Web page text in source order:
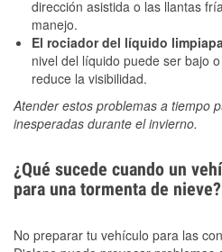
dirección asistida o las llantas
manejo.
El rociador del líquido
nivel del líquido puede ser bajo
reduce la visibilidad.
Atender estos problemas a tiempo
inesperadas durante el invierno.
¿Qué sucede cuando un
para una tormenta de nieve?
No preparar tu vehículo para las